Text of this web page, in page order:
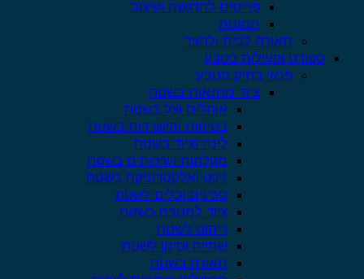
פריטים להדגשה ועיצוב
תמונות
תאורה לבית ולחצר
ספורט ופעילות בטבע
פנאי בחיק הטבע
ציוד מחנאות בשטח
אוהלים וצל בשטח
בטיחות והישרדות בשטח
לינה וציוד בשטח
מקלחות ושירותים בשטח
ניווט ואלקטרוניקה בשטח
סכינים וכלים לשטח
ציוד למטבח בשטח
ריהוט לשטח
שתייה וסינון לשטח
תאורה בשטח